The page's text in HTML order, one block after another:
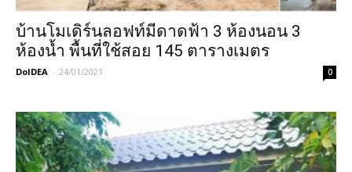
บ้านโมเดิร์นลอฟท์มีดาดฟ้า 3 ห้องนอน 3
ห้องน้ำ พื้นที่​ใช้สอย​ 145​ ตารางเมตร
DoIDEA - 24/01/2021 0